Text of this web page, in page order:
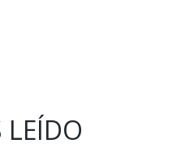
LEÍDO